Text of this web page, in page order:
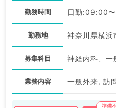
勤務時間 日勤:09:00
勤務地 神奈川県横浜
募集科目
業務内容 一般外来, 訪